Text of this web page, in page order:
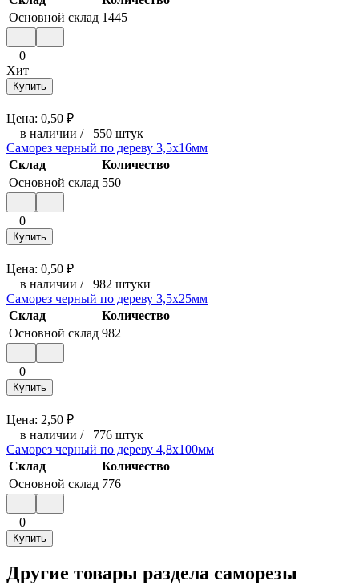
Основной склад 1445
0
Хит
Купить
Цена: 0,50 ₽
в наличии / 550 штук
Саморез черный по дереву 3,5х16мм
Склад
Количество
Основной склад 550
0
Купить
Цена: 0,50 ₽
в наличии / 982 штуки
Саморез черный по дереву 3,5x25мм
Склад
Количество
Основной склад 982
0
Купить
Цена: 2,50 ₽
в наличии / 776 штук
Саморез черный по дереву 4,8x100мм
Склад
Количество
Основной склад 776
0
Купить
Другие товары раздела саморезы